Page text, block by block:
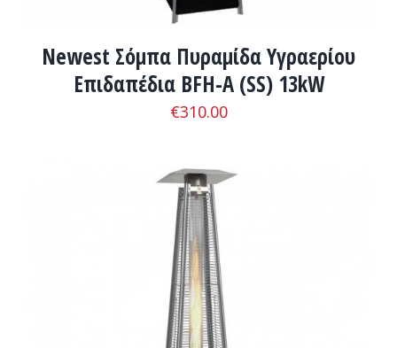
Newest Σόμπα Πυραμίδα Υγραερίου
Επιδαπέδια BFH-A (SS) 13kW
€310.00
ADD TO CART / ΛΕΠΤΟΜΈΡΕΙΕΣ